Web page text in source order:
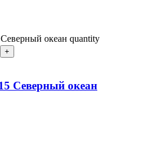
океан quantity
Северный океан